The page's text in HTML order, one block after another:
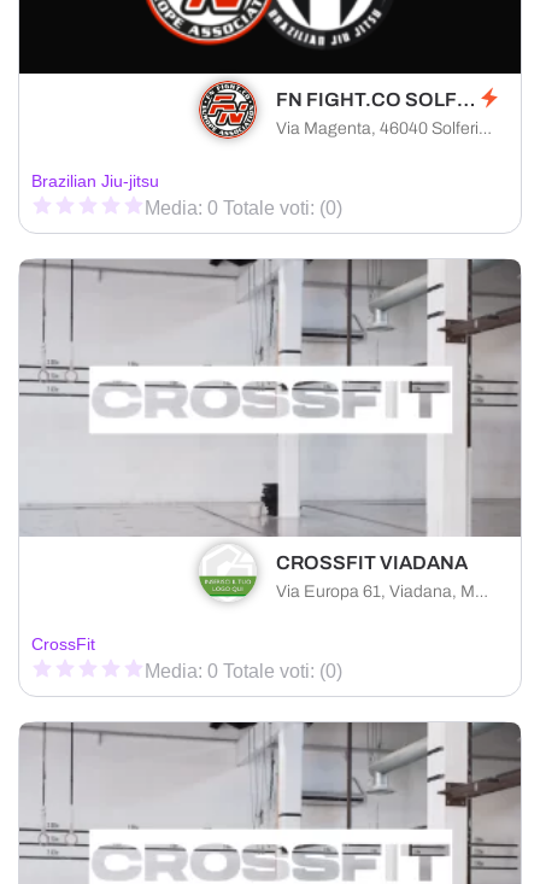
FN FIGHT.CO SOLFERINO
Via Magenta, 46040 Solferino provincia di Mantova, Italia
Brazilian Jiu-jitsu
Media: 0 Totale voti: (0)
CROSSFIT VIADANA
Via Europa 61, Viadana, Mantova, 46019
CrossFit
Media: 0 Totale voti: (0)